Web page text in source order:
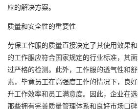
应的解决方案。
质量和安全性的重要性
劳保工作服的质量直接决定了其使用效果
的工作服应符合国家规定的行业标准，其
过严格的检测。此外，工作服的透气性和
素，毕竟员工在高强度工作的情况下，良
升工作效率和员工满意度。因此，企业在
那些拥有完善质量管理体系和良好市场口碑